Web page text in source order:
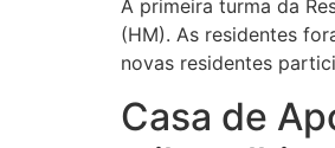
A primeira turma da
(HM). As residentes
novas residentes
Casa de